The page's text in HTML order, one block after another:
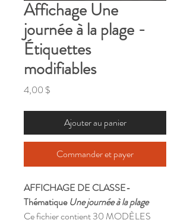
Affichage Une
journée à la plage -
Étiquettes
modifiables
4,00 $
Ajouter au panier
Commander et payer
AFFICHAGE DE CLASSE-
ThématiqueUne journée à la plage
Ce fichier contient 30 MODÈLES